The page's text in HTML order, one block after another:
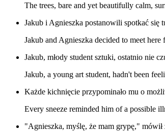
The trees, bare and yet beautifully calm,
Jakub i Agnieszka postanowili spotkać się
Jakub and Agnieszka decided to meet here
Jakub, młody student sztuki, ostatnio nie
Jakub, a young art student, hadn't been
Każde kichnięcie przypominało mu o
Every sneeze reminded him of a possible
"Agnieszka, myślę, że mam grypę," mówił